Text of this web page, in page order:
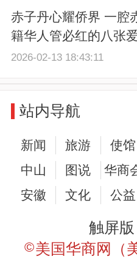
赤子丹心耀侨界 一
籍华人管必红的八张
2026-02-13 18:43:11
站内导航
新闻 旅游 使馆
中山
图说 华商
安徽
文化 公益
触屏版
©美国华商网（